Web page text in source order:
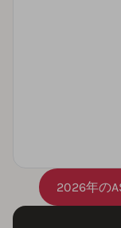
2026年の